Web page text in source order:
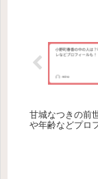
甘城なつきの前
や年齢などプロ